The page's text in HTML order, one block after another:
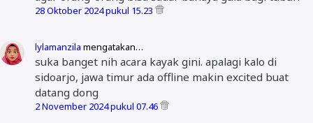
28 Oktober 2024 pukul 15.23
lylamanzila mengatakan…
suka banget nih acara kayak gini. apalagi kalo di
sidoarjo, jawa timur ada offline makin excited buat
datang dong
2 November 2024 pukul 07.46